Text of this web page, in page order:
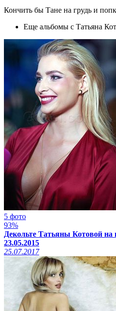
Кончить бы Тане на грудь и
Еще альбомы с Татьяна
5 фото
93%
Декольте Татьяны Котовой
23.05.2015
25.07.2017